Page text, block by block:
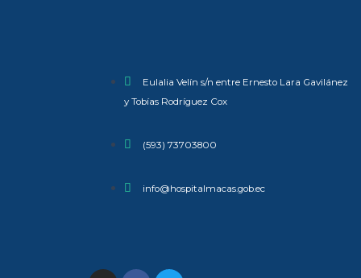
Eulalia Velín s/n entre Ernesto Lara Gavilánez
y Tobías Rodríguez Cox
(593) 73703800​
info@hospitalmacas.gob.ec